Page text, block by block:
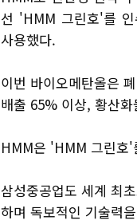
선 'HMM 그린호'를 인
사용했다.
이번 바이오메탄올은
배출 65% 이상, 황산
HMM은 'HMM 그린호'
삼성중공업도 세계 최
하며 독보적인 기술력